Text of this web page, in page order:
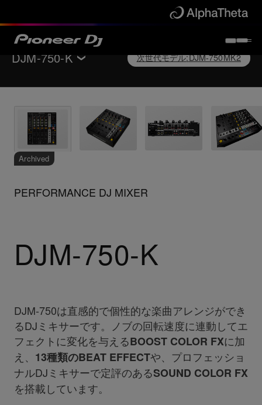
DJM-750-K 次世代モデル:DJM-750MK2
主な特徴
スペック
サポート
次世代モデル:DJM-750MK2
Archived
PERFORMANCE DJ MIXER
DJM-750-K
DJM-750は直感的で個性的な楽曲アレンジができ
るDJミキサーです。ノブの回転速度に連動してエ
フェクトに変化を与えるBOOST COLOR FXに加
え、 13種類のBEAT EFFECTや、プロフェッショ
ナルDJミキサーで定評のあるSOUND COLOR FX
を搭載しています。